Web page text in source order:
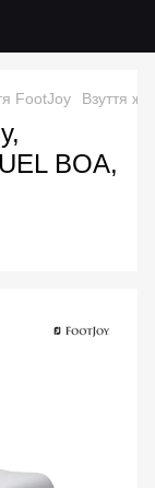
FootJoy Взуття
BOA,